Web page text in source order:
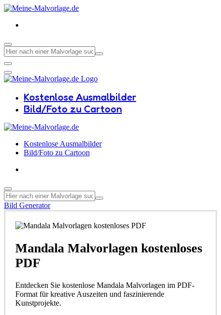
Kostenlose Ausmalbilder
Bild/Foto zu Cartoon
Kostenlose Ausmalbilder
Bild/Foto zu Cartoon
Bild Generator
Mandala Malvorlagen kostenloses
PDF
Entdecken Sie kostenlose Mandala Malvorlagen im PDF-
Format für kreative Auszeiten und faszinierende
Kunstprojekte.